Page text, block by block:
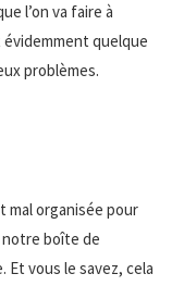
l’on va faire à
quelque
problèmes.
mal organisée pour
boîte de
Et vous le savez, cela